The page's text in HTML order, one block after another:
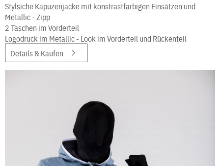
Stylsiche Kapuzenjacke mit konstrastfarbigen Einsätzen und
Metallic - Zipp
2 Taschen im Vorderteil
Logodruck im Metallic - Look im Vorderteil und Rückenteil
Details & Kaufen